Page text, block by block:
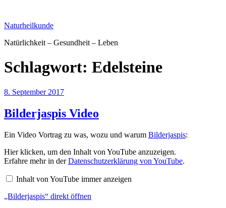
springen
Naturheilkunde
Natürlichkeit – Gesundheit – Leben
Schlagwort: Edelsteine
Veröffentlicht
8. September 2017
Bilderjaspis Video
Ein Video Vortrag zu was, wozu und warum Bilderjaspis:
„Bilderjaspis“
von
YouTube
Hier klicken, um den Inhalt von YouTube anzuzeigen.
Erfahre mehr in derDatenschutzerklärung von YouTube.
Inhalt von YouTube immer anzeigen
„Bilderjaspis“ direkt öffnen